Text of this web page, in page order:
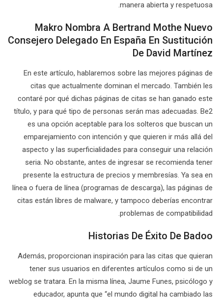
manera abierta y respetuosa.
Makro Nombra A Bertrand Mothe Nuevo
Consejero Delegado En España En Sustitución
De David Martínez
En este artículo, hablaremos sobre las mejores páginas de
citas que actualmente dominan el mercado. También les
contaré por qué dichas páginas de citas se han ganado este
título, y para qué tipo de personas serán mas adecuadas. Be2
es una opción aceptable para los solteros que buscan un
emparejamiento con intención y que quieren ir más allá del
aspecto y las superficialidades para conseguir una relación
seria. No obstante, antes de ingresar se recomienda tener
presente la estructura de precios y membresías. Ya sea en
línea o fuera de línea (programas de descarga), las páginas de
citas están libres de malware, y tampoco deberías encontrar
problemas de compatibilidad.
Historias De Éxito De Badoo
Además, proporcionan inspiración para las citas que quieran
tener sus usuarios en diferentes artículos como si de un
weblog se tratara. En la misma línea, Jaume Funes, psicólogo y
educador, apunta que “el mundo digital ha cambiado las